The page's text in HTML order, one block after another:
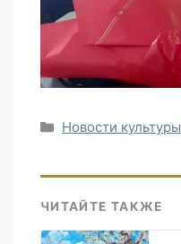
Рубрики
Новости культуры
ЧИТАЙТЕ ТАКЖЕ